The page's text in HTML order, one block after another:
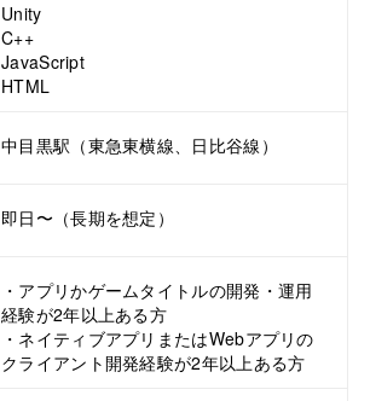
Unity
C++
JavaScript
HTML
中目黒駅（東急東横線、日比谷線）
即日〜（長期を想定）
・アプリかゲームタイトルの開発・運用
経験が2年以上ある方
・ネイティブアプリまたはWebアプリの
クライアント開発経験が2年以上ある方